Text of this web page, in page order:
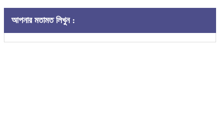
আপনার মতামত লিখুন :